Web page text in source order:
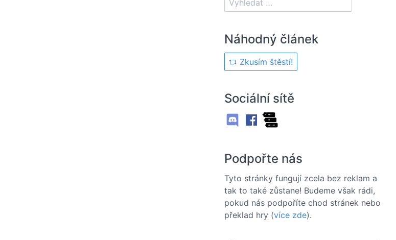
Náhodný článek
Zkusím štěstí!
Sociální sítě
Podpořte nás
Tyto stránky fungují zcela bez reklam a
tak to také zůstane! Budeme však rádi,
pokud nás podpoříte chod stránek nebo
překlad hry (více zde).